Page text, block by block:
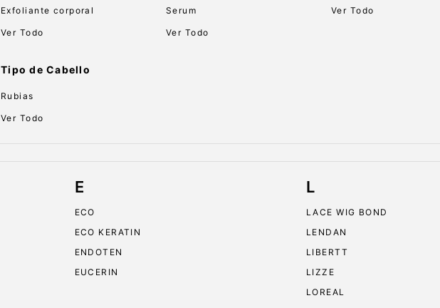
Exfoliante corporal
Ver Todo
Tipo de Cabello
Rubias
Ver Todo
Serum
Ver Todo
Ver Todo
E
ECO
ECO KERATIN
ENDOTEN
EUCERIN
L
LACE WIG BOND
LENDAN
LIBERTT
LIZZE
LOREAL